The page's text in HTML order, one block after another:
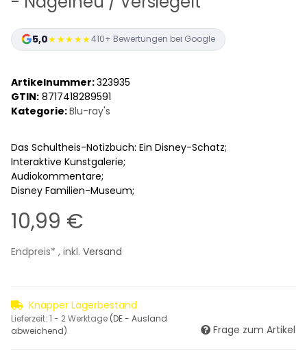
5,0★★★★★410+ Bewertungen bei Google
Artikelnummer:323935
GTIN: 8717418289591
Kategorie:Blu-ray's
Das Schultheis-Notizbuch: Ein Disney-Schatz;
Interaktive Kunstgalerie;
Audiokommentare;
Disney Familien-Museum;
10,99 €
Endpreis* , inkl. Versand
Knapper Lagerbestand
Lieferzeit: 1 - 2 Werktage (DE - Ausland
abweichend)
Frage zum Artikel